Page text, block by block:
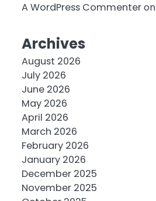
A WordPress Commenteron
Archives
August 2026
July 2026
June 2026
May 2026
April 2026
March 2026
February 2026
January 2026
December 2025
November 2025